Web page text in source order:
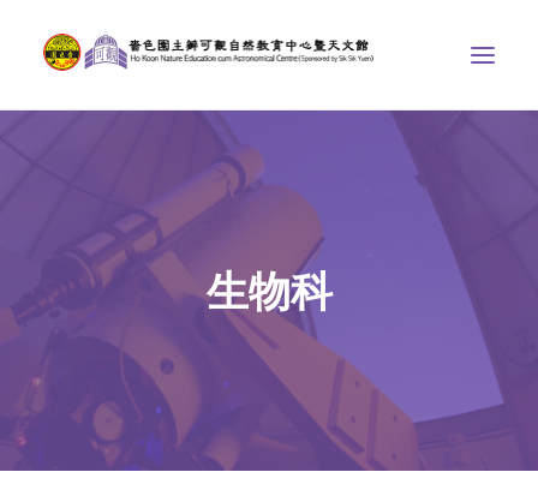
博物天地
比賽/專題計劃
SEARCH
生物科